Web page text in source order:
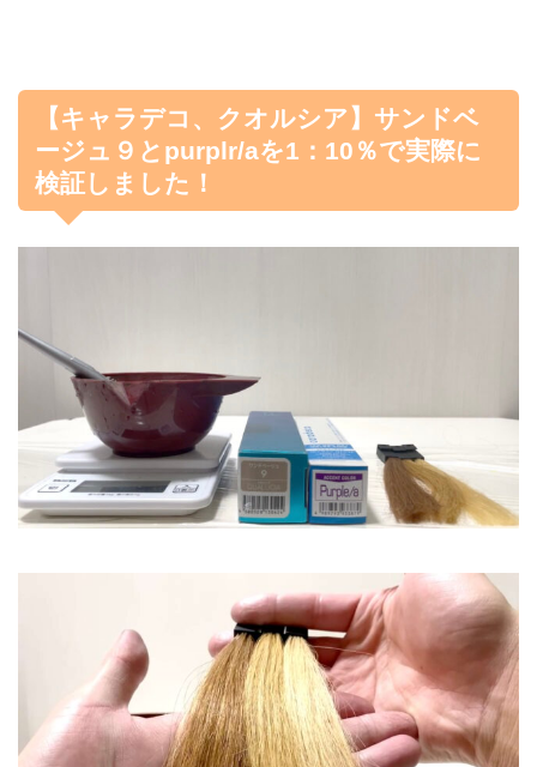
【キャラデコ、クオルシア】サンドベ
ージュ９とpurplr/aを1：10％で実際に
検証しました！